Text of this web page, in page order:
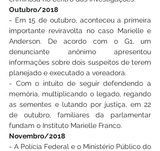
Outubro/2018
- Em 15 de outubro, aconteceu a primeira
importante reviravolta no caso Marielle e
Anderson. De acordo com o G1, um
denunciante anônimo apresentou
informações sobre dois suspeitos de terem
planejado e executado a vereadora.
- Com o intuito de seguir defendendo a
memória, multiplicando o legado, regando
as sementes e lutando por justiça, em 22
de outubro, familiares da parlamentar
fundam o Instituto Marielle Franco.
Novembro/2018
- A Polícia Federal e o Ministério Público do